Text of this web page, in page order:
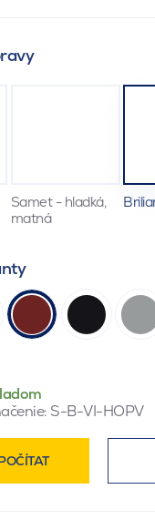
Samet - hladká,
matná
S-B-VI-HOPV